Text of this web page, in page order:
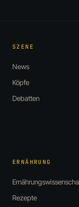
SZENE
News
Köpfe
Debatten
ERNÄHRUNG
Rezepte